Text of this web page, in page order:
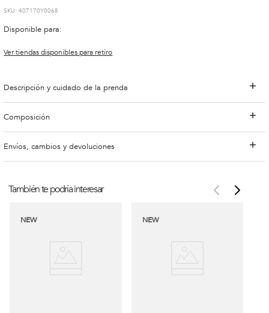
:407170Y0068
Disponible para:
Ver tiendas disponibles para retiro
Descripción y cuidado de la prenda
Composición
Envíos, cambios y devoluciones
También te podría interesar
NEW NEW